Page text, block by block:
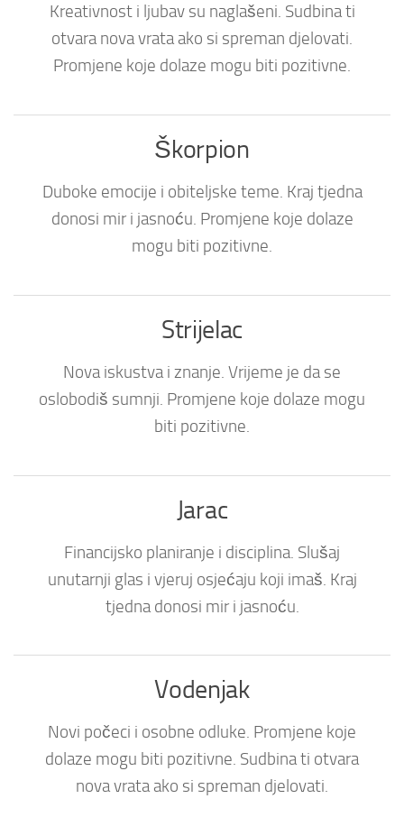
Kreativnost i ljubav su naglašeni. Sudbina ti
otvara nova vrata ako si spreman djelovati.
Promjene koje dolaze mogu biti pozitivne.
Škorpion
Duboke emocije i obiteljske teme. Kraj tjedna
donosi mir i jasnoću. Promjene koje dolaze
mogu biti pozitivne.
Strijelac
Nova iskustva i znanje. Vrijeme je da se
oslobodiš sumnji. Promjene koje dolaze mogu
biti pozitivne.
Jarac
Financijsko planiranje i disciplina. Slušaj
unutarnji glas i vjeruj osjećaju koji imaš. Kraj
tjedna donosi mir i jasnoću.
Vodenjak
Novi počeci i osobne odluke. Promjene koje
dolaze mogu biti pozitivne. Sudbina ti otvara
nova vrata ako si spreman djelovati.